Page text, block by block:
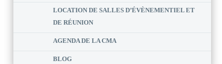
LOCATION DE SALLES D’ÉVÈNEMENTIEL ET
DE RÉUNION
AGENDA DE LA CMA
BLOG